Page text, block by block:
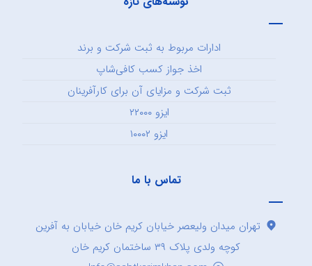
ادارات مربوط به ثبت شرکت و برند
اخذ جواز کسب کافی‌شاپ
ثبت شرکت و مزایای آن برای کارآفرینان
ایزو ۲۲۰۰۰
ایزو ۱۰۰۰۲
تماس با ما
تهران میدان ولیعصر خیابان کریم خان خیابان به آفرین
کوچه ولدی پلاک ۳۹ ساختمان کریم خان